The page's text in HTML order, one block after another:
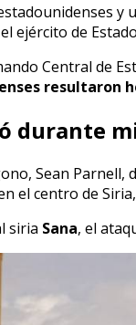
ejército de
Central de
resultaron
durante
Sean Parnell,
el centro de
siria Sana, el